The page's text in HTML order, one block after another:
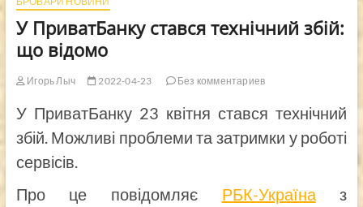
У ПриватБанку стався технічний збій:
що відомо
Игорь Лыч 2022-04-23 Без комментариев
У ПриватБанку 23 квітня стався технічний
збій. Можливі проблеми та затримки у роботі
сервісів.
Про це повідомляє РБК-Україназ